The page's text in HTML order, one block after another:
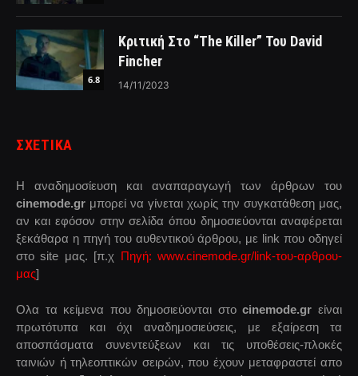
6.8
Κριτική Στο “The Killer” Του David
Fincher
14/11/2023
ΣΧΕΤΙΚΑ
Η αναδημοσίευση και αναπαραγωγή των άρθρων του
cinemode.gr μπορεί να γίνεται χωρίς την συγκατάθεση μας,
αν και εφόσον στην σελίδα όπου δημοσιεύονται αναφέρεται
ξεκάθαρα η πηγή του αυθεντικού άρθρου, με link που οδηγεί
στο site μας. [π.χ Πηγή: www.cinemode.gr/link-του-αρθρου-
μας]
Ολα τα κείμενα που δημοσιεύονται στοcinemode.gr είναι
πρωτότυπα και όχι αναδημοσιεύσεις, με εξαίρεση τα
αποσπάσματα συνεντεύξεων και τις υποθέσεις-πλοκές
ταινιών ή τηλεοπτικών σειρών, που έχουν μεταφραστεί απο